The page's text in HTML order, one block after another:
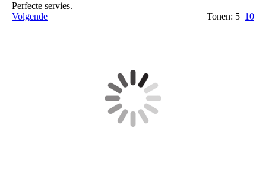
Perfecte servies.
Volgende
Tonen: 5 10